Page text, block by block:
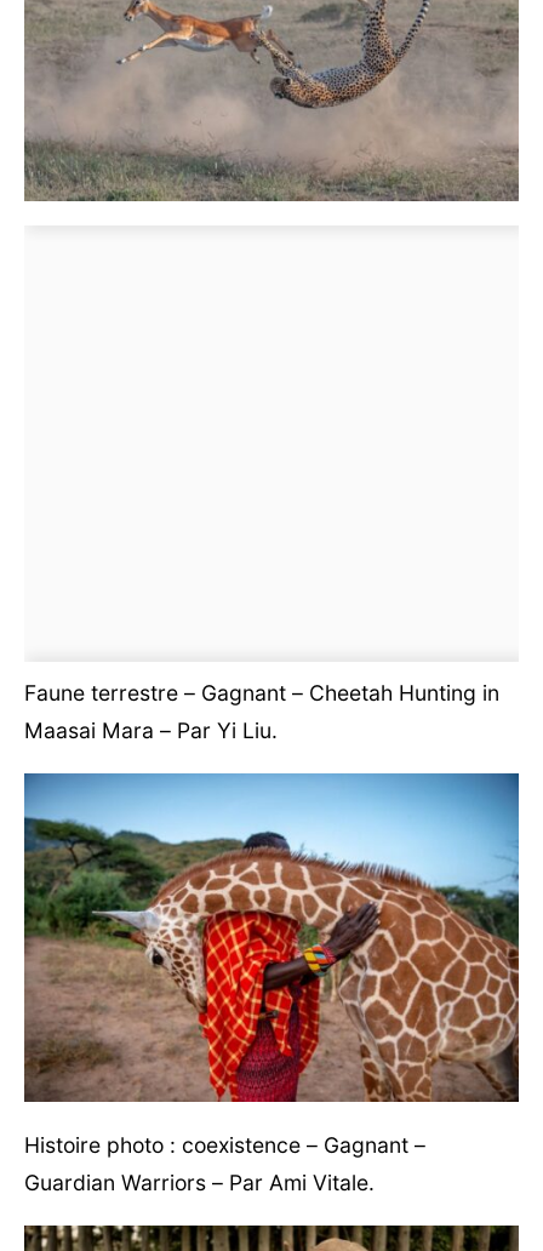
Faune terrestre – Gagnant – Cheetah Hunting in
Maasai Mara – Par Yi Liu.
Histoire photo : coexistence – Gagnant –
Guardian Warriors – Par Ami Vitale.